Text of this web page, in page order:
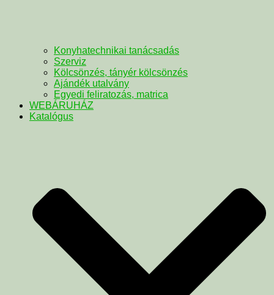
Konyhatechnikai tanácsadás
Szerviz
Kölcsönzés, tányér kölcsönzés
Ajándék utalvány
Egyedi feliratozás, matrica
WEBÁRUHÁZ
Katalógus